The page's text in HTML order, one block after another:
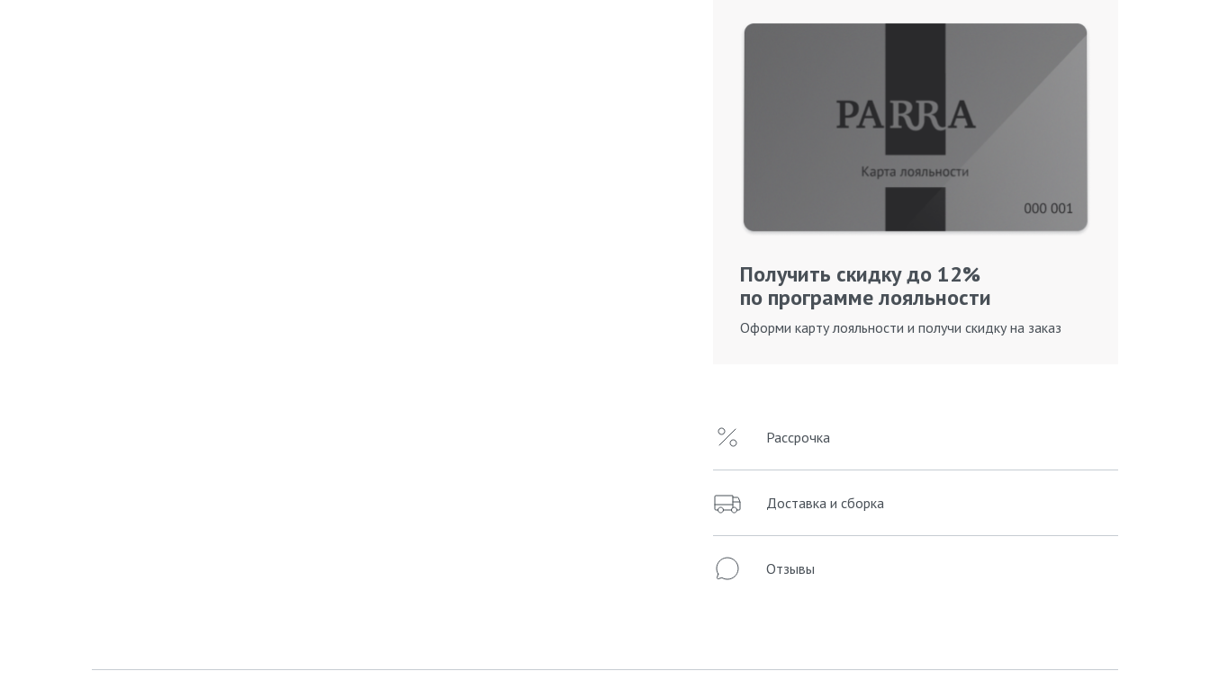
Получить скидку до 12%
по программе лояльности
Оформи карту лояльности и получи скидку на заказ
Рассрочка
Доставка и сборка
Отзывы